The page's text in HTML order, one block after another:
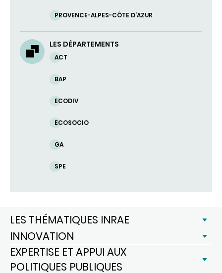
PROVENCE-ALPES-CÔTE D’AZUR
LES DÉPARTEMENTS
ACT
BAP
ECODIV
ECOSOCIO
GA
SPE
LES THÉMATIQUES INRAE
INNOVATION
EXPERTISE ET APPUI AUX
POLITIQUES PUBLIQUES